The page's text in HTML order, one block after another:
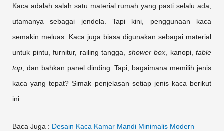
Kaca adalah salah satu material rumah yang pasti selalu ada,
utamanya sebagai jendela. Tapi kini, penggunaan kaca
semakin meluas. Kaca juga biasa digunakan sebagai material
untuk pintu, furnitur, railing tangga, shower box , kanopi, table
top , dan bahkan panel dinding. Tapi, bagaimana memilih jenis
kaca yang tepat? Simak penjelasan setiap jenis kaca berikut
ini.
Baca Juga : Desain Kaca Kamar Mandi Minimalis Modern